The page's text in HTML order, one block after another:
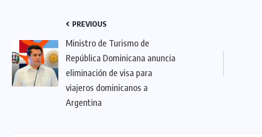
PREVIOUS
Ministro de Turismo de
República Dominicana anuncia
eliminación de visa para
viajeros dominicanos a
Argentina